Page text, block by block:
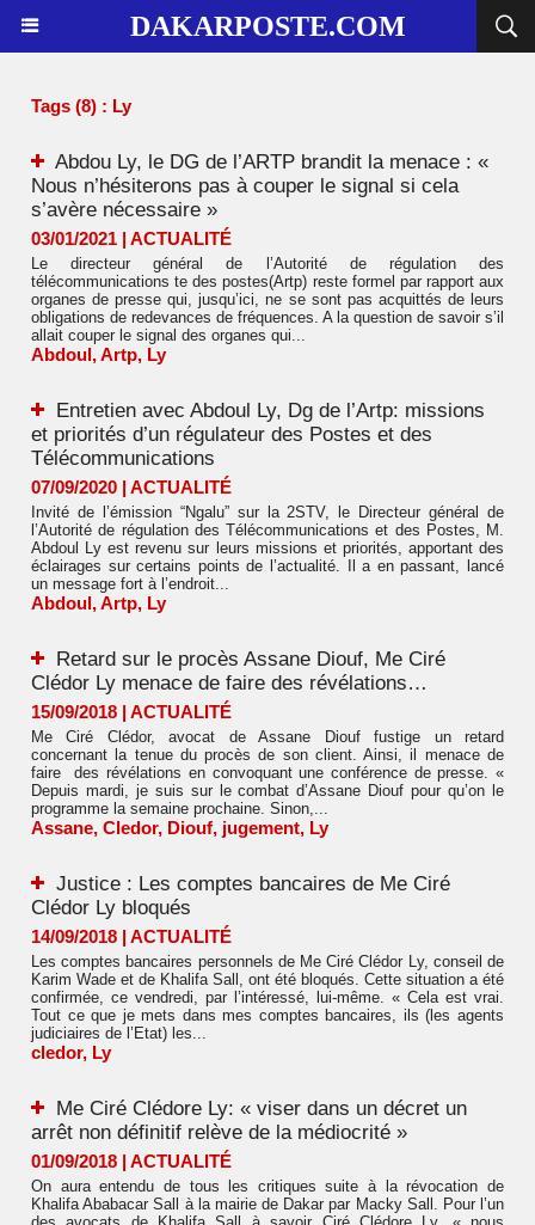
DAKARPOSTE.COM
Tags (8) : Ly
Abdou Ly, le DG de l’ARTP brandit la menace : «
Nous n’hésiterons pas à couper le signal si cela
s’avère nécessaire »
03/01/2021 | ACTUALITÉ
Le directeur général de l’Autorité de régulation des
télécommunications te des postes(Artp) reste formel par rapport aux
organes de presse qui, jusqu’ici, ne se sont pas acquittés de leurs
obligations de redevances de fréquences. A la question de savoir s’il
allait couper le signal des organes qui...
Abdoul,Artp, Ly
Entretien avec Abdoul Ly, Dg de l’Artp: missions
et priorités d’un régulateur des Postes et des
Télécommunications
07/09/2020 | ACTUALITÉ
Invité de l’émission “Ngalu” sur la 2STV, le Directeur général de
l’Autorité de régulation des Télécommunications et des Postes, M.
Abdoul Ly est revenu sur leurs missions et priorités, apportant des
éclairages sur certains points de l’actualité. Il a en passant, lancé
un message fort à l’endroit...
Abdoul,Artp, Ly
Retard sur le procès Assane Diouf, Me Ciré
Clédor Ly menace de faire des révélations…
15/09/2018 | ACTUALITÉ
Me Ciré Clédor, avocat de Assane Diouf fustige un retard
concernant la tenue du procès de son client. Ainsi, il menace de
faire des révélations en convoquant une conférence de presse. «
Depuis mardi, je suis sur le combat d’Assane Diouf pour qu’on le
programme la semaine prochaine. Sinon,...
Assane, Cledor, Diouf, jugement, Ly
Justice : Les comptes bancaires de Me Ciré
Clédor Ly bloqués
14/09/2018 | ACTUALITÉ
Les comptes bancaires personnels de Me Ciré Clédor Ly, conseil de
Karim Wade et de Khalifa Sall, ont été bloqués. Cette situation a été
confirmée, ce vendredi, par l’intéressé, lui-même. « Cela est vrai.
Tout ce que je mets dans mes comptes bancaires, ils (les agents
judiciaires de l’Etat) les...
cledor, Ly
Me Ciré Clédore Ly: « viser dans un décret un
arrêt non définitif relève de la médiocrité »
01/09/2018 | ACTUALITÉ
On aura entendu de tous les critiques suite à la révocation de
Khalifa Ababacar Sall à la mairie de Dakar par Macky Sall. Pour l’un